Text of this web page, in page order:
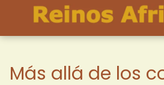
Más allá de los